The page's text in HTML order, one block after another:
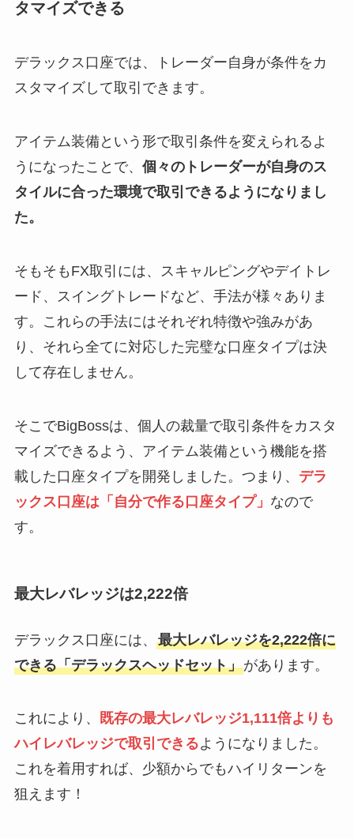
タマイズできる
デラックス口座では、トレーダー自身が条件をカ
スタマイズして取引できます。
アイテム装備という形で取引条件を変えられるよ
うになったことで、 個々のトレーダーが自身のス
タイルに合った環境で取引できるようになりまし
た。
そもそもFX取引には、スキャルピングやデイトレ
ード、スイングトレードなど、手法が様々ありま
す。これらの手法にはそれぞれ特徴や強みがあ
り、それら全てに対応した完璧な口座タイプは決
して存在しません。
そこでBigBossは、個人の裁量で取引条件をカスタ
マイズできるよう、アイテム装備という機能を搭
載した口座タイプを開発しました。つまり、 デラ
ックス口座は「自分で作る口座タイプ」 なので
す。
最大レバレッジは2,222倍
デラックス口座には、 最大レバレッジを2,222倍に
できる「デラックスヘッドセット」があります。
これにより、
既存の最大レバレッジ1,111倍よりも
ハイレバレッジで取引できるようになりました。
これを着用すれば、少額からでもハイリターンを
狙えます！